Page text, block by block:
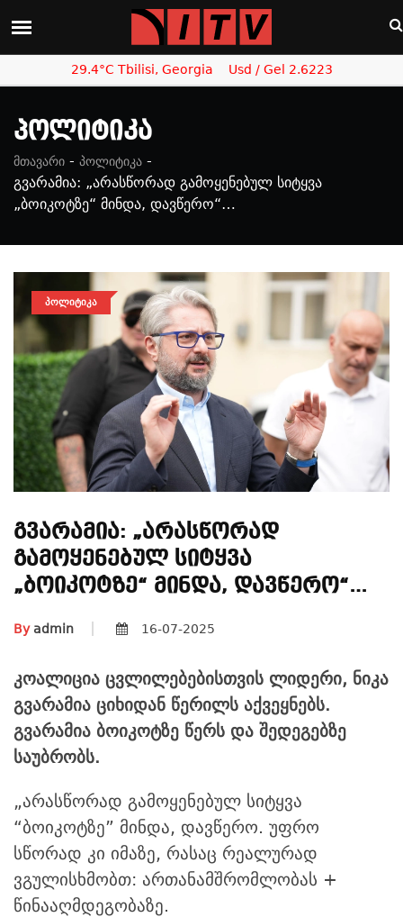
29.4°C Tbilisi, Georgia Usd / Gel 2.6223
Პოლიტიკა
მთავარი - პოლიტიკა -
გვარამია: „არასწორად გამოყენებულ სიტყვა
„ბოიკოტზე“ მინდა, დავწერო“…
ᲞᲝᲚᲘᲢᲘᲙᲐ
Გვარამია: „არასწორად
Გამოყენებულ Სიტყვა
„ბოიკოტზე“ Მინდა, Დავწერო“…
Byadmin 16-07-2025
კოალიცია ცვლილებებისთვის ლიდერი, ნიკა
გვარამია ციხიდან წერილს აქვეყნებს.
გვარამია ბოიკოტზე წერს და შედეგებზე
საუბრობს.
„არასწორად გამოყენებულ სიტყვა
“ბოიკოტზე” მინდა, დავწერო. უფრო
სწორად კი იმაზე, რასაც რეალურად
ვგულისხმობთ: ართანამშრომლობას +
წინააღმდეგობაზე.